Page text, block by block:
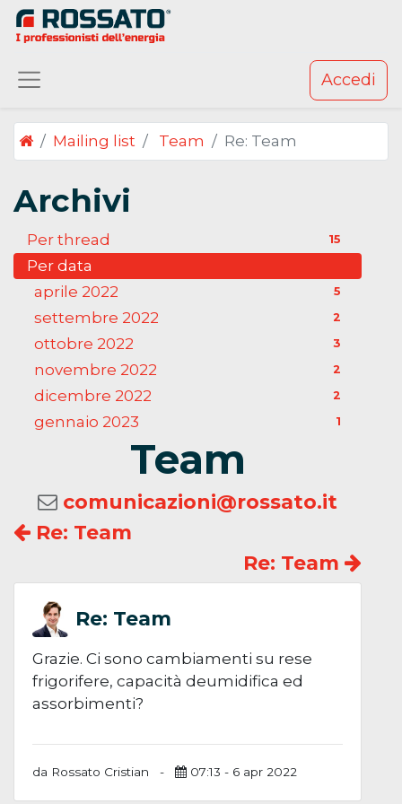
Accedi
Mailing list Team Re: Team
Archivi
Per thread 15
Per data
aprile 2022
5
settembre 2022 2
ottobre 2022 3
novembre 2022 2
dicembre 2022 2
gennaio 2023 1
Team
comunicazioni@rossato.it
Re: Team
Re: Team
Re: Team
Grazie. Ci sono cambiamenti su rese
frigorifere, capacità deumidifica ed
assorbimenti?
da Rossato Cristian - 07:13 - 6 apr 2022